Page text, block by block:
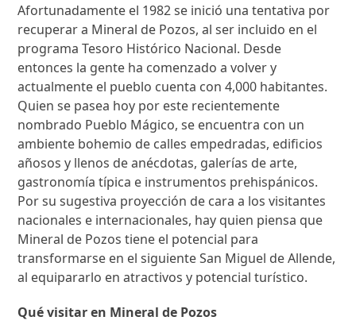
Afortunadamente el 1982 se inició una tentativa por
recuperar a Mineral de Pozos, al ser incluido en el
programa Tesoro Histórico Nacional. Desde
entonces la gente ha comenzado a volver y
actualmente el pueblo cuenta con 4,000 habitantes.
Quien se pasea hoy por este recientemente
nombrado Pueblo Mágico, se encuentra con un
ambiente bohemio de calles empedradas, edificios
añosos y llenos de anécdotas, galerías de arte,
gastronomía típica e instrumentos prehispánicos.
Por su sugestiva proyección de cara a los visitantes
nacionales e internacionales, hay quien piensa que
Mineral de Pozos tiene el potencial para
transformarse en el siguiente San Miguel de Allende,
al equipararlo en atractivos y potencial turístico.
Qué visitar en Mineral de Pozos